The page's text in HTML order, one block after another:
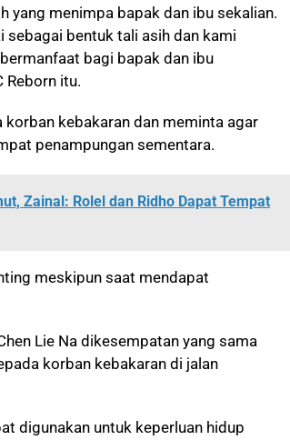
yang menimpa bapak dan ibu sekalian.
sebagai bentuk tali asih dan kami
bagi bapak dan ibu
Reborn itu.
kebakaran dan meminta agar
penampungan sementara.
Zainal: Rolel dan Ridho Dapat Tempat
meskipun saat mendapat
Lie Na dikesempatan yang sama
korban kebakaran di jalan
digunakan untuk keperluan hidup